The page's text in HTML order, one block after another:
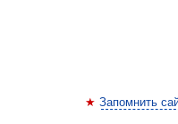
Запомнить